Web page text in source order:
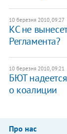
10 березня 2010, 09:27
КС не
Регламента?
10 березня 2010, 09:21
БЮТ
о коалиции
Про нас